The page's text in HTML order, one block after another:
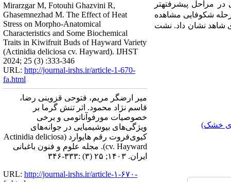
مراحل پیشرفته‏تر
در جوانه‏های تیمار شده مرحله شکوفایی مشاهده
شاهد نشان داد. نشت
خشک)
Mirarzgar M, Fotouhi Ghazvini R,
Ghasemnezhad M. The Effect of Heat
Stress on Morpho-Anatomical
Characteristics and Some Biochemical
Traits in Kiwifruit Buds of Hayward Variety
(Actinidia deliciosa cv. Hayward). IJHST
2024; 25 (3) :333-346
URL: http://journal-irshs.ir/article-1-670-
fa.html
میر ارضگر مریم، فتوحی قزوینی رضا،
قاسم نژاد محمود. اثر تنش گرما بر
خصوصیات مورفوآناتومی و برخی
ویژگی‌های بیوشیمیایی در جوانه‌های
کیوی‌فروت رقم هایوارد (Actinidia deliciosa
cv. Hayward). مجله علوم و فنون باغبانی
ایران. ۱۴۰۳; ۲۵ (۳) :۳۳۳-۳۴۶
URL: http://journal-irshs.ir/article-۱-۶۷۰-